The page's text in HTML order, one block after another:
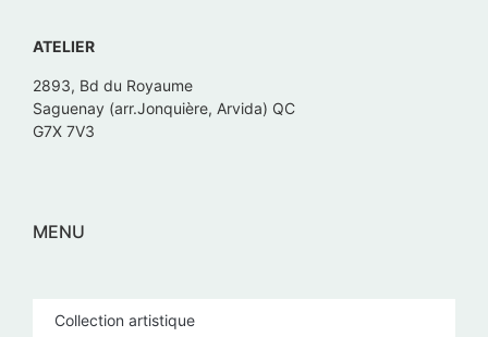
ATELIER
2893, Bd du Royaume
Saguenay (arr.Jonquière, Arvida) QC
G7X 7V3
MENU
Collection artistique